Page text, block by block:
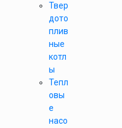
Твер
дото
плив
ные
котл
ы
Тепл
овы
е
насо